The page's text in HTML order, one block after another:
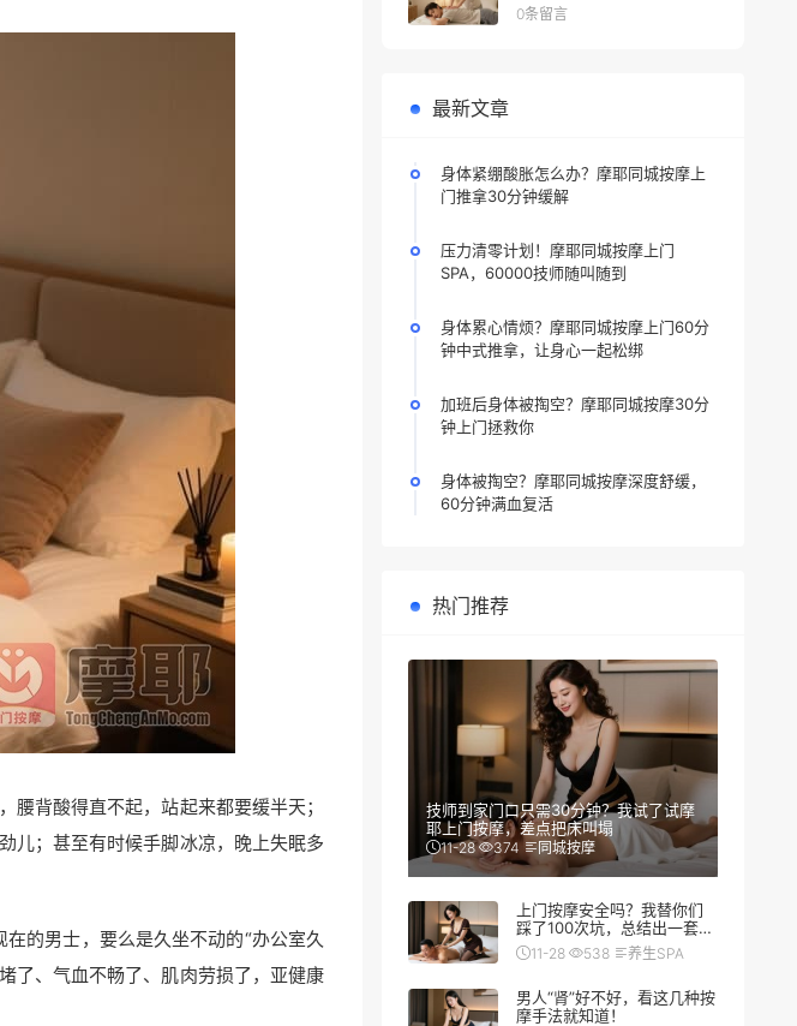
背酸得直不起，站起来都要缓半天；
儿；甚至有时候手脚冰凉，晚上失眠多
的男士，要么是久坐不动的“办公室久
了、气血不畅了、肌肉劳损了，亚健康
0条留言
最新文章
身体紧绷酸胀怎么办？摩耶同城按摩上
门推拿30分钟缓解
压力清零计划！摩耶同城按摩上门
SPA，60000技师随叫随到
身体累心情烦？摩耶同城按摩上门60分
钟中式推拿，让身心一起松绑
加班后身体被掏空？摩耶同城按摩30分
钟上门拯救你
身体被掏空？摩耶同城按摩深度舒缓，
60分钟满血复活
热门推荐
技师到家门口只需30分钟？我试了试摩
耶上门按摩，差点把床叫塌
11-28 374 同城按摩
上门按摩安全吗？我替你们
踩了100次坑，总结出一套防
翻车秘籍
11-28 538 养生SPA
男人“肾”好不好，看这几种按
摩手法就知道！